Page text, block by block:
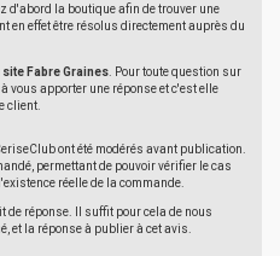
d'abord la boutique afin de trouver une
en effet être résolus directement auprès du
Fabre Graines . Pour toute question sur
vous apporter une réponse et c'est elle
client.
ont été modérés avant publication.
permettant de pouvoir vérifier le cas
réelle de la commande.
de réponse. Il suffit pour cela de nous
et la réponse à publier à cet avis.